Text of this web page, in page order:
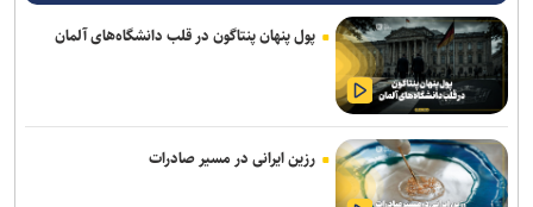
تدوین «رهنمود‌های غذایی کودکان و نوجوانان» برای نخستین بار در کشور
دستگیری متهم متواری مخل نظام ارزی کشور در پیرانشهر
فاز سوم کدینگ تجهیزات پزشکی کلید خورد
ورود ۱۲۵ اتوبوس تمام‌برقی به ناوگان حمل‌ونقل عمومی تهران تا شهریورماه
پول پنهان پنتاگون در قلب دانشگاه‌های آلمان
رزین ایرانی در مسیر صادرات